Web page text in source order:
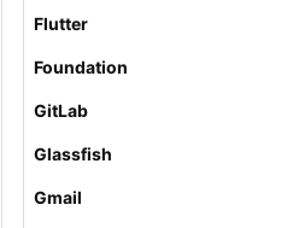
Flutter
Foundation
GitLab
Glassfish
Gmail